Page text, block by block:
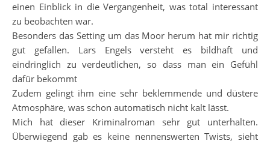
einen Einblick in die Vergangenheit, was total interessant
zu beobachten war.
Besonders das Setting um das Moor herum hat mir richtig
gut gefallen. Lars Engels versteht es bildhaft und
eindringlich zu verdeutlichen, so dass man ein Gefühl
dafür bekommt
Zudem gelingt ihm eine sehr beklemmende und düstere
Atmosphäre, was schon automatisch nicht kalt lässt.
Mich hat dieser Kriminalroman sehr gut unterhalten.
Überwiegend gab es keine nennenswerten Twists, sieht